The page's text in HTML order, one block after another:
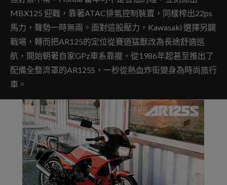
MBX125 迎戰，靠著ATAC排氣控制裝置，同樣榨出22ps
馬力，聲勢一時無兩。面對這股壓力，Kawasaki 選擇另闢
戰場，轉而把AR125的定位從賽道猛獸改為長途舒適巡
航，開始朝著自家GPz車系靠攏，從1986年起甚至推出了
配備全整流罩的AR125S，一秒從熱血炸街變身為時尚旅行
車。